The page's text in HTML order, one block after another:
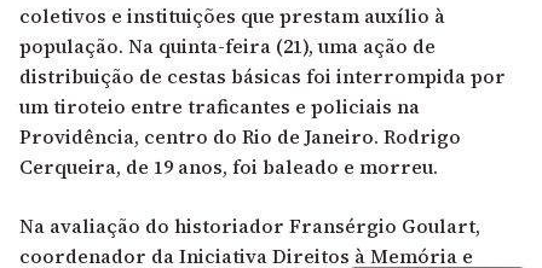
coletivos e instituições que prestam auxílio à
população. Na quinta-feira (21), uma ação de
distribuição de cestas básicas foi interrompida por
um tiroteio entre traficantes e policiais na
Providência, centro do Rio de Janeiro. Rodrigo
Cerqueira, de 19 anos, foi baleado e morreu.
Na avaliação do historiador Fransérgio Goulart,
coordenador da Iniciativa Direitos à Memória e